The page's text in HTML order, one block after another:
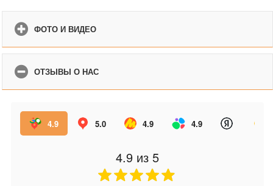
ФОТО И ВИДЕО
ОТЗЫВЫ О НАС
4.9 5.0 4.9 4.9
4.9 из 5